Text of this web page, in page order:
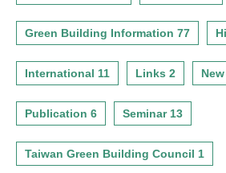
Green Building Information 77
International 11 Links 2
Publication 6 Seminar 13
Taiwan Green Building Council 1